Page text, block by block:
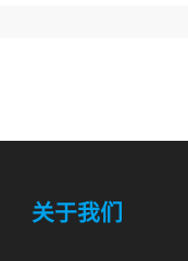
关于我们